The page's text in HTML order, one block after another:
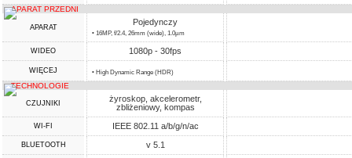
APARAT PRZEDNI
APARAT
Pojedynczy
• 16MP, f/2.4, 26mm (wide), 1.0µm
WIDEO 1080p - 30fps
WIĘCEJ • High Dynamic Range (HDR)
TECHNOLOGIE
CZUJNIKI
żyroskop, akcelerometr,
zbliżeniowy, kompas
WI-FI IEEE 802.11 a/b/g/n/ac
BLUETOOTH v 5.1